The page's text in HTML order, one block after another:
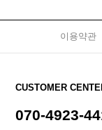
이용약관
CUSTOMER
070-4923-